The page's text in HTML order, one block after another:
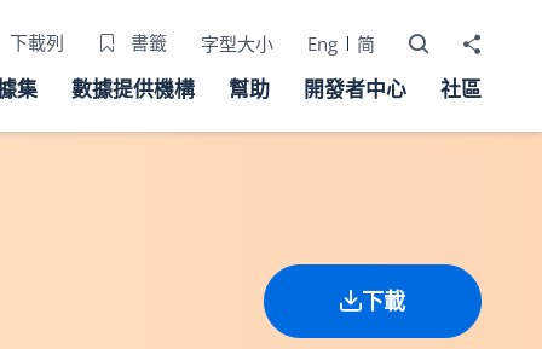
下載列 書籤 字型大小 Eng 简 打開搜尋器
分享至
集 數據提供機構 幫助 開發者中心 社區
下載